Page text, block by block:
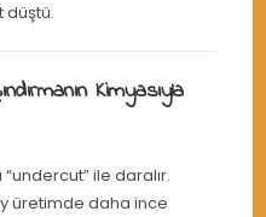
düştü.
Kimyasıyla
“undercut” ile daralır.
üretimde daha ince